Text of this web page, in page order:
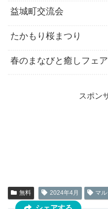
益城町交流会
たかもり桜まつり
春のまなびと癒しフェ
スポン
無料 2024年4月 マ